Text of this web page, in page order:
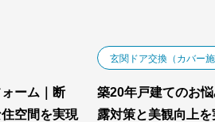
ーム｜断
空間を実現
玄関ドア交換（カバー
築20年戸建てのお
露対策と美観向上